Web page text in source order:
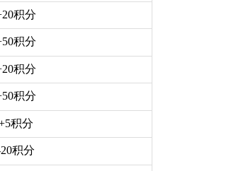
积分
积分
积分
积分
积分
积分